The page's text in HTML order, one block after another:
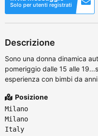
Solo per utenti registrati
Descrizione
Sono una donna dinamica
pomeriggio dalle 15 alle
esperienza con bimbi da
Posizione
Milano
Milano
Italy